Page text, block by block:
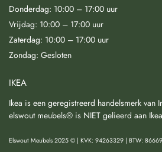
Donderdag: 10:00 – 17:00 uur
Vrijdag: 10:00 – 17:00 uur
Zaterdag: 10:00 – 17:00 uur
Zondag: Gesloten
IKEA
Ikea is een geregistreerd handelsmerk van
elswout meubels® is NIET gelieerd aan
Elswout Meubels 2025 © | KVK: 94263329 | BTW: